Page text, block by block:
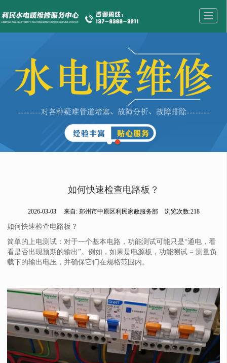
新闻资讯
留言反馈
如何快速检查电路板？
2026-03-03 来自: 郑州市中原区利民家政服务部 浏览次数:218
如何快速检查电路板？
简单的上电测试：对于一个基本电路，功能测试可能只是“通电，看
看是否出现预期的输出”。例如，如果是电源板，功能测试 = 测量负
载下的输出电压，并确保它们在规格范围内。